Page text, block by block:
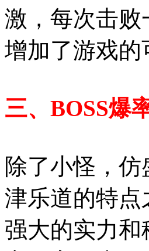
激，每次击
增加了游戏
三、BOSS爆
除了小怪，
津乐道的特点
强大的实力和